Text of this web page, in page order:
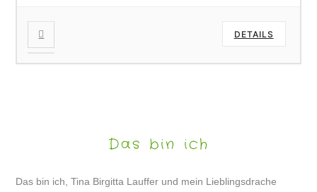
DETAILS
Das bin ich
Das bin ich, Tina Birgitta Lauffer und mein Lieblingsdrache